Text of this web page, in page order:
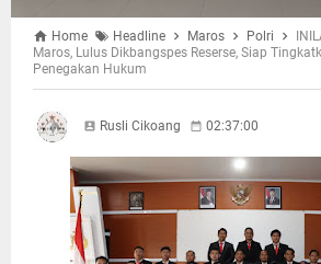
Home Headline Maros Polri
Maros, Lulus Dikbangspes Reserse, Siap
Penegakan Hukum
Rusli Cikoang 02:37:00